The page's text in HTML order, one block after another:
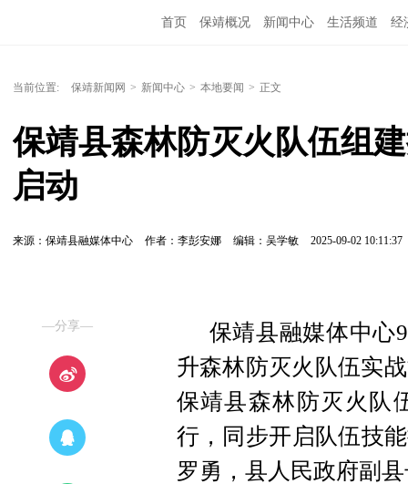
首页 保靖概况 新闻中心 生活频道 经
当前位置: 保靖新闻网 > 新闻中心 > 本地要闻 > 正文
保靖县森林防灭火队伍组
启动
来源：保靖县融媒体中心 作者：李彭安娜 编辑：吴学敏 2025-09-02 10:11:37
—分享—
保靖县融媒体中心
升森林防灭火队伍实
保靖县森林防灭火队
行，同步开启队伍技
罗勇，县人民政府副